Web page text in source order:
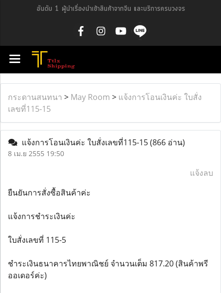
อันดับ 1 ผู้นำเรื่องนำเข้าสินค้าจากจีน และบริการครบวงจร
กระดานสนทนา > May Room > แจ้งการโอนเงินค่ะ ใบสั่ง
เลขที่115-15
แจ้งการโอนเงินค่ะ ใบสั่งเลขที่115-15(866 อ่าน)
8 เม.ย 2555 19:50
แจ้งลบ
ยืนยันการสั่งซื้อสินค้าค่ะ
แจ้งการชำระเงินค่ะ
ใบสั่งเลขที่ 115-5
ชำระเงินธนาคารไทยพาณิชย์ จำนวนเต็ม 817.20 (สินค้าพรี
ออเดอร์ค่ะ)